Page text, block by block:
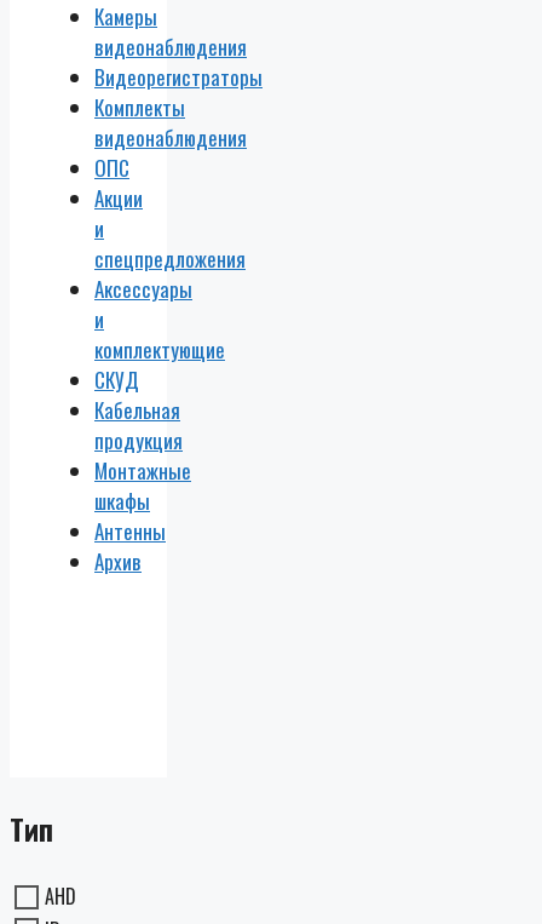
Камеры
видеонаблюдения
Видеорегистраторы
Комплекты
видеонаблюдения
ОПС
Акции
и
спецпредложения
Аксессуары
и
комплектующие
СКУД
Кабельная
продукция
Монтажные
шкафы
Антенны
Архив
Тип
AHD